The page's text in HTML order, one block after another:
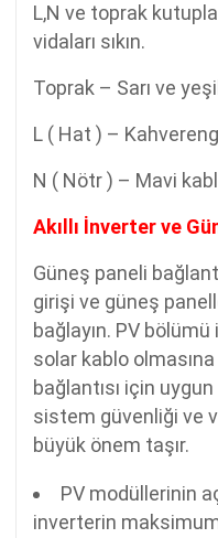
L,N ve toprak
vidaları sıkın.
Toprak – Sarı ve
L ( Hat ) –
N ( Nötr ) – Mavi
Akıllı İnverter ve
Güneş paneli
girişi ve güneş
bağlayın. PV
solar kablo
bağlantısı için
sistem güvenliği ve
büyük önem taşır.
PV modüllerinin
inverterin